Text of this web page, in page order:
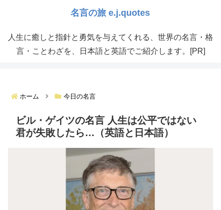
人生に癒しと指針と勇気を与えてくれる、世界の名言・格
言・ことわざを、日本語と英語でご紹介します。[PR]
ホーム 今日の名言
ビル・ゲイツの名言 人生は公平ではない
君が失敗したら…（英語と日本語）